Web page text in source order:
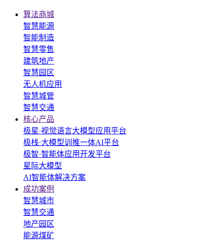
算法商城
智慧能源
智能制造
智慧零售
建筑地产
智慧园区
无人机应用
智慧城管
智慧交通
核心产品
极星·视觉语言大模型应用平台
极栈·大模型训推一体AI平台
极智·智能体应用开发平台
星际大模型
AI智能体解决方案
成功案例
智慧城市
智慧交通
地产园区
能源煤矿